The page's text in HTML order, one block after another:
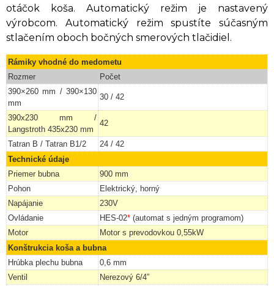
otáčok koša. Automatický režim je nastavený
výrobcom. Automatický režim spustíte súčasným
stlačením oboch bočných smerových tlačidiel.
Rámiky vhodné do medometu
Rozmer
Počet
390×260 mm / 390×130
mm
30 / 42
390x230 mm /
Langstroth 435x230 mm
42
Tatran B / Tatran B1/2
24 / 42
Technické údaje
Priemer bubna
900 mm
Pohon
Elektrický, horný
Napájanie
230V
Ovládanie
HES-02* (automat s jedným programom)
Motor
Motor s prevodovkou 0,55kW
Konštrukcia koša a bubna
Hrúbka plechu bubna
0,6 mm
Ventil
Nerezový 6/4”